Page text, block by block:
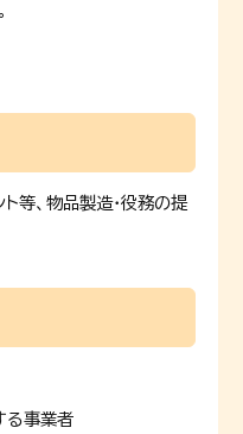
等、物品製造・役務の提
る事業者